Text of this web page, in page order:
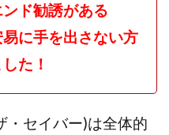
ンド勧誘がある
に手を出さない方
た！
・セイバー)は全体的